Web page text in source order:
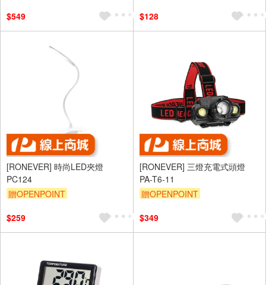
$549
$128
[RONEVER] 時尚LED夾燈
PC124
贈OPENPOINT
$259
[RONEVER] 三燈充電式頭燈
PA-T6-11
贈OPENPOINT
$349